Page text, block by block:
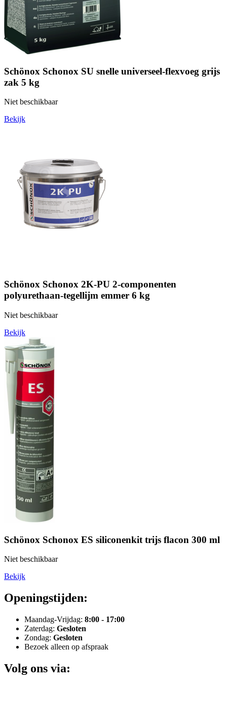
Schönox Schonox SU snelle universeel-flexvoeg grijs
zak 5 kg
Niet beschikbaar
Bekijk
Schönox Schonox 2K-PU 2-componenten
polyurethaan-tegellijm emmer 6 kg
Niet beschikbaar
Bekijk
Schönox Schonox ES siliconenkit trijs flacon 300 ml
Niet beschikbaar
Bekijk
Openingstijden:
Maandag-Vrijdag: 8:00 - 17:00
Zaterdag: Gesloten
Zondag: Gesloten
Bezoek alleen op afspraak
Volg ons via: